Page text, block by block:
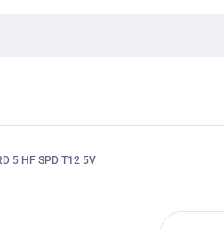
5 HF SPD T12 5V